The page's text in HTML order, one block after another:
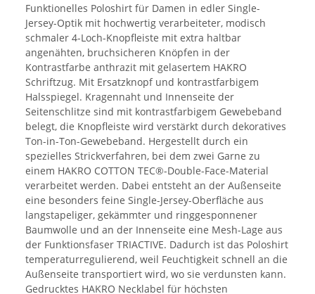
Funktionelles Poloshirt für Damen in edler Single-
Jersey-Optik mit hochwertig verarbeiteter, modisch
schmaler 4-Loch-Knopfleiste mit extra haltbar
angenähten, bruchsicheren Knöpfen in der
Kontrastfarbe anthrazit mit gelasertem HAKRO
Schriftzug. Mit Ersatzknopf und kontrastfarbigem
Halsspiegel. Kragennaht und Innenseite der
Seitenschlitze sind mit kontrastfarbigem Gewebeband
belegt, die Knopfleiste wird verstärkt durch dekoratives
Ton-in-Ton-Gewebeband. Hergestellt durch ein
spezielles Strickverfahren, bei dem zwei Garne zu
einem HAKRO COTTON TEC®-Double-Face-Material
verarbeitet werden. Dabei entsteht an der Außenseite
eine besonders feine Single-Jersey-Oberfläche aus
langstapeliger, gekämmter und ringgesponnener
Baumwolle und an der Innenseite eine Mesh-Lage aus
der Funktionsfaser TRIACTIVE. Dadurch ist das Poloshirt
temperaturregulierend, weil Feuchtigkeit schnell an die
Außenseite transportiert wird, wo sie verdunsten kann.
Gedrucktes HAKRO Necklabel für höchsten